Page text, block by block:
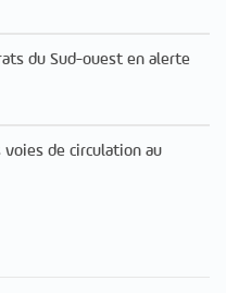
du Sud-ouest en alerte
voies de circulation au